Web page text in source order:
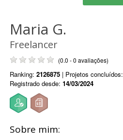
Maria G.
Freelancer
(0.0 - 0 avaliações)
Ranking: 2126875 | Projetos concluídos:
Registrado desde: 14/03/2024
Sobre mim: